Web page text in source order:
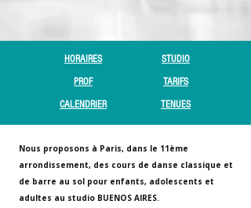
HORAIRES
PROF
CALENDRIER
STUDIO
TARIFS
TENUES
Nous proposons à Paris, dans le 11ème
arrondissement, des cours de danse classique et
de barre au sol pour enfants, adolescents et
adultes au studio BUENOS AIRES.